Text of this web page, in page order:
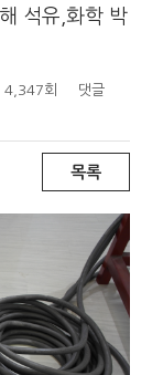
석유,화학 박
4,347회
댓글
목록